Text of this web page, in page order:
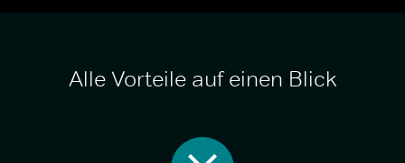
Alle Vorteile auf einen Blick